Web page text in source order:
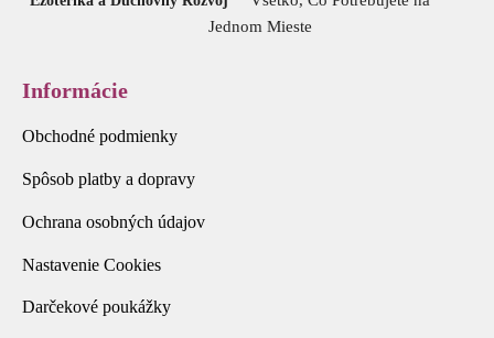
Jednom Mieste
Informácie
Obchodné podmienky
Spôsob platby a dopravy
Ochrana osobných údajov
Nastavenie Cookies
Darčekové poukážky